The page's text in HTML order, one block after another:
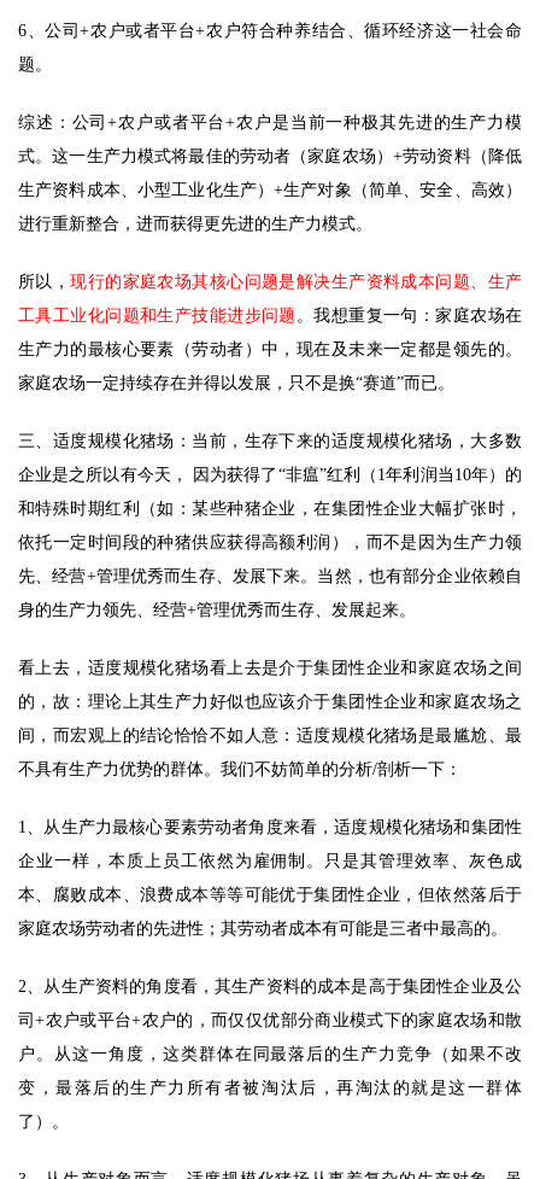
表
今
日
猪
6、公司+农户或者平台+农户符合种养结合、循环经济这一社会命
题。
综述：公司+农户或者平台+农户是当前一种极其先进的生产力模
式。这一生产力模式将最佳的劳动者（家庭农场）+劳动资料（降低
生产资料成本、小型工业化生产）+生产对象（简单、安全、高效）
进行重新整合，进而获得更先进的生产力模式。
所以，现行的家庭农场其核心问题是解决生产资料成本问题、生产
工具工业化问题和生产技能进步问题 。我想重复一句：家庭农场在
生产力的最核心要素（劳动者）中，现在及未来一定都是领先的。
家庭农场一定持续存在并得以发展，只不是换“赛道”而已。
三、适度规模化猪场：当前，生存下来的适度规模化猪场，大多数
企业是之所以有今天， 因为获得了“非瘟”红利（1年利润当10年）的
和特殊时期红利（如：某些种猪企业，在集团性企业大幅扩张时，
依托一定时间段的种猪供应获得高额利润），而不是因为生产力领
先、经营+管理优秀而生存、发展下来。当然，也有部分企业依赖自
身的生产力领先、经营+管理优秀而生存、发展起来。
看上去，适度规模化猪场看上去是介于集团性企业和家庭农场之间
的，故：理论上其生产力好似也应该介于集团性企业和家庭农场之
间，而宏观上的结论恰恰不如人意：适度规模化猪场是最尴尬、最
不具有生产力优势的群体。我们不妨简单的分析/剖析一下：
1、从生产力最核心要素劳动者角度来看，适度规模化猪场和集团性
企业一样，本质上员工依然为雇佣制。只是其管理效率、灰色成
本、腐败成本、浪费成本等等可能优于集团性企业，但依然落后于
家庭农场劳动者的先进性；其劳动者成本有可能是三者中最高的。
2、从生产资料的角度看，其生产资料的成本是高于集团性企业及公
司+农户或平台+农户的，而仅仅优部分商业模式下的家庭农场和散
户。从这一角度，这类群体在同最落后的生产力竞争（如果不改
变，最落后的生产力所有者被淘汰后，再淘汰的就是这一群体
了）。